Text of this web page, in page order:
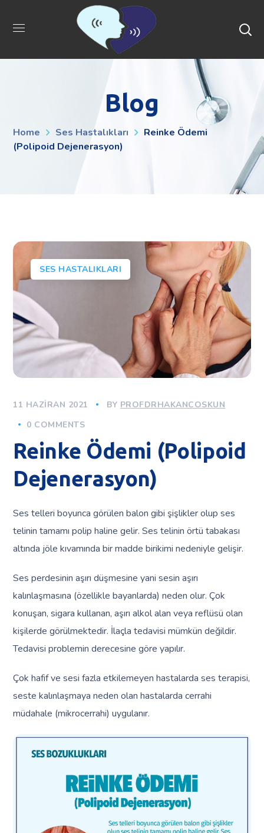
Blog
Home Ses Hastalıkları
Reinke Ödemi
(Polipoid Dejenerasyon)
SES HASTALIKLARI
11 HAZIRAN 2021 BY PROFDRHAKANCOSKUN
0 COMMENTS
Reinke Ödemi (Polipoid
Dejenerasyon)
Ses telleri boyunca görülen balon gibi şişlikler olup ses
telinin tamamı polip haline gelir. Ses telinin örtü tabakası
altında jöle kıvamında bir madde birikimi nedeniyle gelişir.
Ses perdesinin aşırı düşmesine yani sesin aşırı
kalınlaşmasına (özellikle bayanlarda) neden olur. Çok
konuşan, sigara kullanan, aşırı alkol alan veya reflüsü olan
kişilerde görülmektedir. İlaçla tedavisi mümkün değildir.
Tedavisi problemin derecesine göre yapılır.
Çok hafif ve sesi fazla etkilemeyen hastalarda ses terapisi,
seste kalınlaşmaya neden olan hastalarda cerrahi
müdahale (mikrocerrahi) uygulanır.